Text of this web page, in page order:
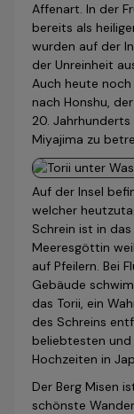
Affenart. In der
bereits als
wurden auf der
der Unreinheit
Auch heute
nach Honshu,
20.
Miyajima zu
Auf der Insel
welcher
Schrein ist in
Meeresgöttin
auf Pfeilern. Bei
Gebäude
das Torii, ein
des Schreins
beliebtesten
Hochzeiten in
Der Berg Misen
schönste